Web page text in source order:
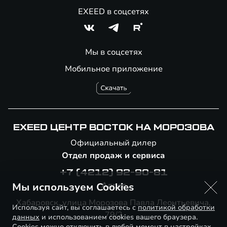
Мобильное приложение
EXEED в соцсетях
Мы в соцсетях
EXEED ЦЕНТР ВОСТОК НА МОРОЗОВА
Официальный дилер
Отдел продаж и сервиса
+7 (4212) 92-90-81
Адрес
Хабаровск, улица Морозова Павла Леонтьевича,
79/2
Мы используем Cookies
Используя сайт, вы соглашаетесь сполитикой обработки
данных и использованием cookies вашего браузера.